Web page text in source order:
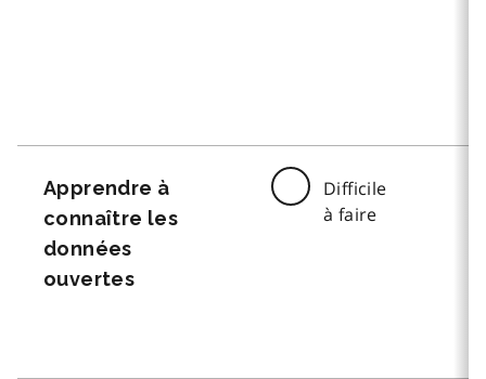
Apprendre à
connaître les
données
ouvertes
Difficile
à faire